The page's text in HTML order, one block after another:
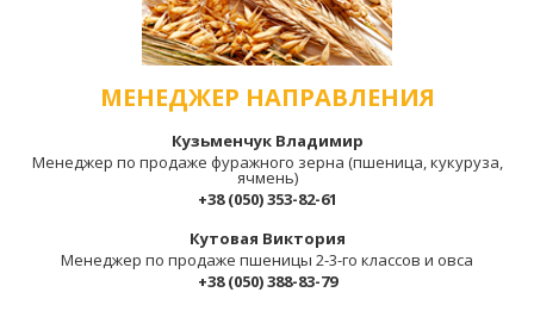
МЕНЕДЖЕР НАПРАВЛЕНИЯ
Кузьменчук Владимир
Менеджер по продаже фуражного зерна (пшеница, кукуруза,
ячмень)
+38 (050) 353-82-61
Кутовая Виктория
Менеджер по продаже пшеницы 2-3-го классов и овса
+38 (050) 388-83-79